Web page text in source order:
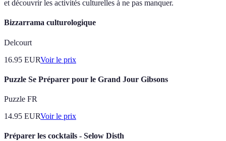
et découvrir les activités culturelles à ne pas manquer.
Bizzarrama culturologique
Delcourt
16.95 EURVoir le prix
Puzzle Se Préparer pour le Grand Jour Gibsons
Puzzle FR
14.95 EURVoir le prix
Préparer les cocktails - Selow Disth